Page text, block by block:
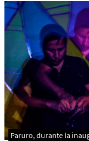
Paruro, durante la